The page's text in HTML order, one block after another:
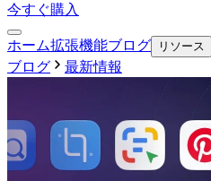
今すぐ購入
ホーム拡張機能ブログ リソース
ブログ
最新情報